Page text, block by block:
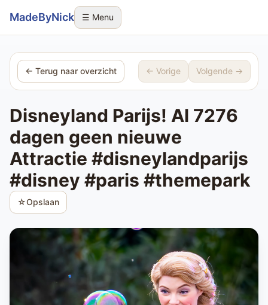
Sla navigatie over
MadeByNick ☰ Menu
← Terug naar overzicht ← Vorige Volgende →
Disneyland Parijs! Al 7276
dagen geen nieuwe
Attractie #disneylandparijs
#disney #paris #themepark
☆Opslaan